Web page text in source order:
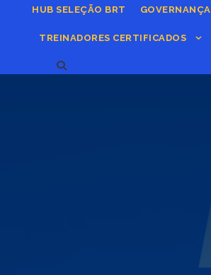
HUB SELEÇÃO BRT GOVERNANÇA
TREINADORES CERTIFICADOS